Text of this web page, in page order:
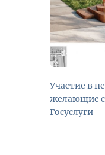
Участие в
желающие
Госуслуги